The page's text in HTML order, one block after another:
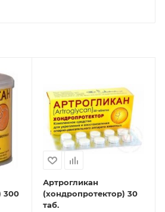
300
Артрогликан
(хондропротектор) 30
таб.